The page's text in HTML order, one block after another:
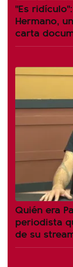
"Es
Hermano,
carta
Quién era
periodista
de su